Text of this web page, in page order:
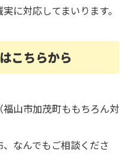
に対応してまいります。
こちらから
山市加茂町ももちろん対
なんでもご相談くださ